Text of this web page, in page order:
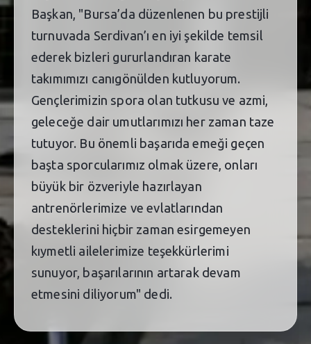
Başkan, "Bursa’da düzenlenen bu prestijli
turnuvada Serdivan’ı en iyi şekilde temsil
ederek bizleri gururlandıran karate
takımımızı canıgönülden kutluyorum.
Gençlerimizin spora olan tutkusu ve azmi,
geleceğe dair umutlarımızı her zaman taze
tutuyor. Bu önemli başarıda emeği geçen
başta sporcularımız olmak üzere, onları
büyük bir özveriyle hazırlayan
antrenörlerimize ve evlatlarından
desteklerini hiçbir zaman esirgemeyen
kıymetli ailelerimize teşekkürlerimi
sunuyor, başarılarının artarak devam
etmesini diliyorum" dedi.